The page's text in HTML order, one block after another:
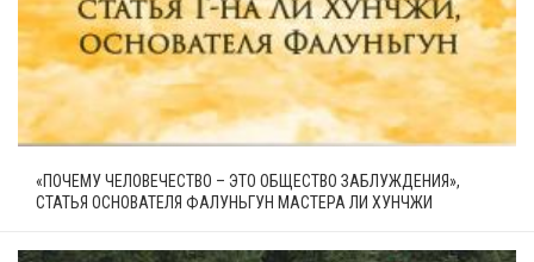
«ПОЧЕМУ ЧЕЛОВЕЧЕСТВО – ЭТО ОБЩЕСТВО ЗАБЛУЖДЕНИЯ»,
СТАТЬЯ ОСНОВАТЕЛЯ ФАЛУНЬГУН МАСТЕРА ЛИ ХУНЧЖИ